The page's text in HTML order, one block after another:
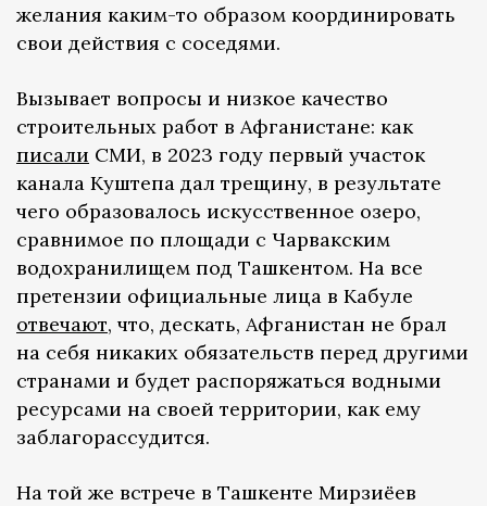
желания каким-то образом координировать
свои действия с соседями.
Вызывает вопросы и низкое качество
строительных работ в Афганистане: как
писали СМИ, в 2023 году первый участок
канала Куштепа дал трещину, в результате
чего образовалось искусственное озеро,
сравнимое по площади с Чарвакским
водохранилищем под Ташкентом. На все
претензии официальные лица в Кабуле
отвечают, что, дескать, Афганистан не брал
на себя никаких обязательств перед другими
странами и будет распоряжаться водными
ресурсами на своей территории, как ему
заблагорассудится.
На той же встрече в Ташкенте Мирзиёев